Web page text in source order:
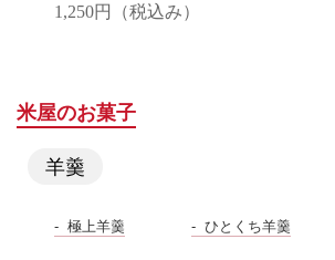
1,250円 （税込み）
米屋のお菓子
羊羹
極上羊羹 ひとくち羊羹